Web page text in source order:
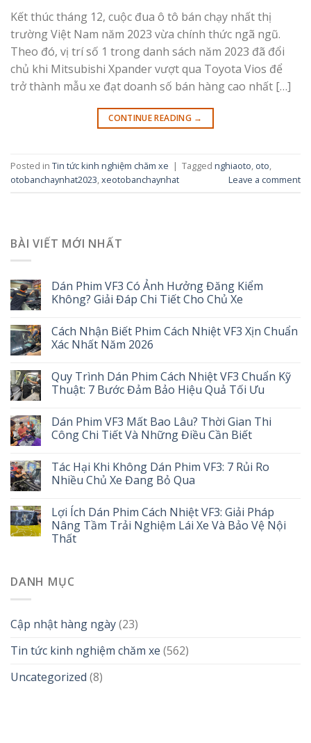
Kết thúc tháng 12, cuộc đua ô tô bán chạy nhất thị
trường Việt Nam năm 2023 vừa chính thức ngã ngũ.
Theo đó, vị trí số 1 trong danh sách năm 2023 đã đổi
chủ khi Mitsubishi Xpander vượt qua Toyota Vios để
trở thành mẫu xe đạt doanh số bán hàng cao nhất […]
CONTINUE READING →
Posted in Tin tức kinh nghiệm chăm xe | Tagged nghiaoto, oto,
otobanchaynhat2023,xeotobanchaynhat Leave a comment
BÀI VIẾT MỚI NHẤT
Dán Phim VF3 Có Ảnh Hưởng Đăng Kiểm
Không? Giải Đáp Chi Tiết Cho Chủ Xe
Cách Nhận Biết Phim Cách Nhiệt VF3 Xịn Chuẩn
Xác Nhất Năm 2026
Quy Trình Dán Phim Cách Nhiệt VF3 Chuẩn Kỹ
Thuật: 7 Bước Đảm Bảo Hiệu Quả Tối Ưu
Dán Phim VF3 Mất Bao Lâu? Thời Gian Thi
Công Chi Tiết Và Những Điều Cần Biết
Tác Hại Khi Không Dán Phim VF3: 7 Rủi Ro
Nhiều Chủ Xe Đang Bỏ Qua
Lợi Ích Dán Phim Cách Nhiệt VF3: Giải Pháp
Nâng Tầm Trải Nghiệm Lái Xe Và Bảo Vệ Nội
Thất
DANH MỤC
Cập nhật hàng ngày(23)
Tin tức kinh nghiệm chăm xe (562)
Uncategorized (8)